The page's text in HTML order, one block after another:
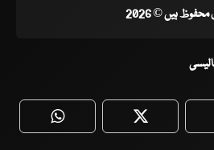
ہیں © 2026
WhatsApp Twitter